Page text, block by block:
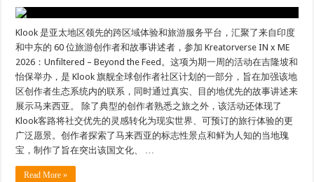
Klook 是亚太地区领先的跨区域体验和旅游服务平台，汇聚了来自印度
和中东的 60 位旅游创作者和故事讲述者，参加 Kreatorverse IN x ME
2026：Unfiltered – Beyond the Feed。这项为期一周的活动在吉隆坡和
怡保举办，是 Klook 旗舰全球创作者社区计划的一部分，旨在加强该地
区创作者生态系统内的联系，同时通过真实、目的地优先的故事讲述来
展示马来西亚。 除了典型的创作者熟悉之旅之外，该活动还体现了
Klook客路将社交优先的灵感转化为现实世界、可预订的旅行体验的更
广泛愿景。创作者探索了马来西亚的标志性景点和鲜为人知的当地瑰
宝，制作了旨在突出该国文化、 …
Read More »